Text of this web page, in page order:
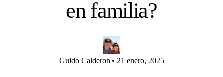
en familia?
Guido Calderon • 21 enero, 2025